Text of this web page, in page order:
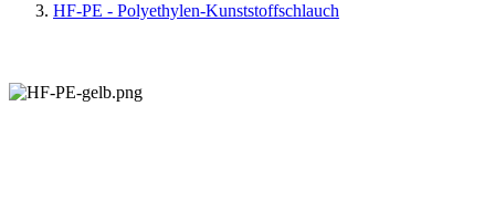
HF-PE - Polyethylen-Kunststoffschlauch